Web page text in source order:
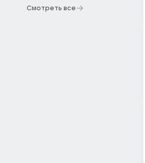
Смотреть все